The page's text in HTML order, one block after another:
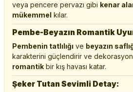
veya pencere pervazı gibi kenar
mükemmel kılar.
Pembe-Beyazın Romantik
Pembenin tatlılığı ve beyazın
karakterini güçlendirir ve
romantik bir kış havası katar.
Şeker Tutan Sevimli Detay: